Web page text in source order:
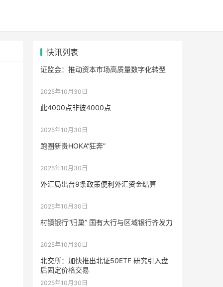
快讯列表
证监会：推动资本市场高质量数字化转型
2025年10月30日
此4000点非彼4000点
2025年10月30日
跑圈新贵HOKA“狂奔”
2025年10月30日
外汇局出台9条政策便利外汇资金结算
2025年10月30日
村镇银行“归巢” 国有大行与区域银行齐发力
2025年10月30日
北交所：加快推出北证50ETF 研究引入盘
后固定价格交易
2025年10月30日